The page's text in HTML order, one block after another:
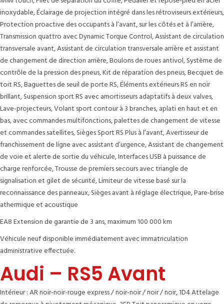
inoxydable, Éclairage de projection intégré dans les rétroviseurs extérieurs,
Protection proactive des occupants à l’avant, sur les côtés et à l’arrière,
Transmission quattro avec Dynamic Torque Control, Assistant de circulation
transversale avant, Assistant de circulation transversale arrière et assistant
de changement de direction arrière, Boulons de roues antivol, Système de
contrôle de la pression des pneus, Kit de réparation des pneus, Becquet de
toit RS, Baguettes de seuil de porte RS, Éléments extérieurs RS en noir
brillant, Suspension sport RS avec amortisseurs adaptatifs à deux valves,
Lave-projecteurs, Volant sport contour à 3 branches, aplati en haut et en
bas, avec commandes multifonctions, palettes de changement de vitesse
et commandes satellites, Sièges Sport RS Plus à l’avant, Avertisseur de
franchissement de ligne avec assistant d’urgence, Assistant de changement
de voie et alerte de sortie du véhicule, Interfaces USB à puissance de
charge renforcée, Trousse de premiers secours avec triangle de
signalisation et gilet de sécurité, Limiteur de vitesse basé sur la
reconnaissance des panneaux, Sièges avant à réglage électrique, Pare-brise
athermique et acoustique
EA8 Extension de garantie de 3 ans, maximum 100 000 km
Véhicule neuf disponible immédiatement avec immatriculation
administrative effectuée.
Audi – RS5 Avant
Intérieur : AR noir-noir-rouge express / noir-noir / noir / noir, 1D4 Attelage